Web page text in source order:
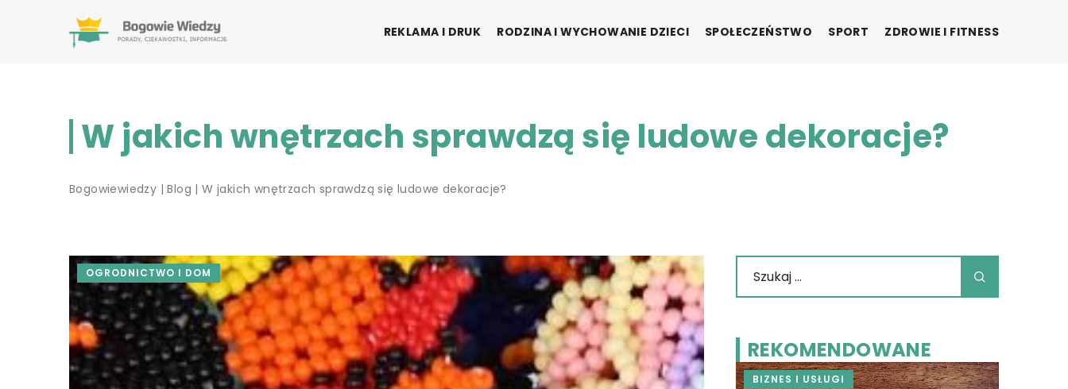
REKLAMA I DRUK RODZINA I WYCHOWANIE DZIECI SPOŁECZEŃSTWO SPORT ZDROWIE I FITNESS
W jakich wnętrzach sprawdzą się ludowe dekoracje?
Bogowiewiedzy |Blog |W jakich wnętrzach sprawdzą się ludowe dekoracje?
OGRODNICTWO I DOM
REKOMENDOWANE
BUDOWLANKA BIZNES I USŁUGI BIZNES I USŁUGI